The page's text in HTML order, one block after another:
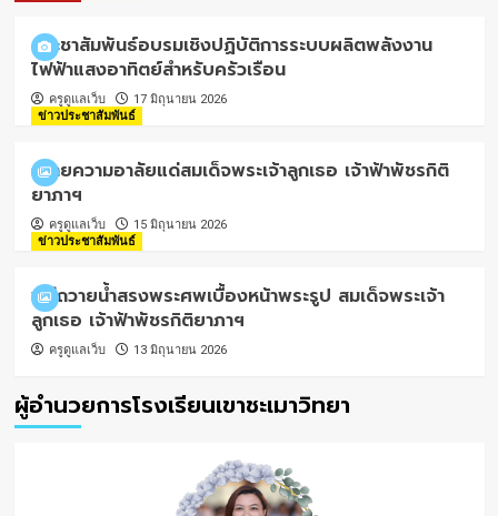
ประชาสัมพันธ์อบรมเชิงปฏิบัติการระบบผลิตพลังงาน
ไฟฟ้าแสงอาทิตย์สำหรับครัวเรือน
ครูดูแลเว็บ
17 มิถุนายน 2026
ข่าวประชาสัมพันธ์
ถวายความอาลัยแด่สมเด็จพระเจ้าลูกเธอ เจ้าฟ้าพัชรกิติ
ยาภาฯ
ครูดูแลเว็บ
15 มิถุนายน 2026
ข่าวประชาสัมพันธ์
พิธีถวายน้ำสรงพระศพเบื้องหน้าพระรูป สมเด็จพระเจ้า
ลูกเธอ เจ้าฟ้าพัชรกิติยาภาฯ
ครูดูแลเว็บ 13 มิถุนายน 2026
ผู้อำนวยการโรงเรียนเขาชะเมาวิทยา